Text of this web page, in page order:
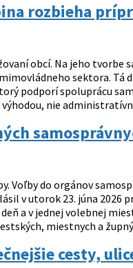
rozbieha
obcí. Na jeho tvorbe
sektora. Tá
podporí spoluprácu
nie
Voľby do orgánov
v utorok 23. júna 2026
a v jednej volebnej
miestnych a
cesty,